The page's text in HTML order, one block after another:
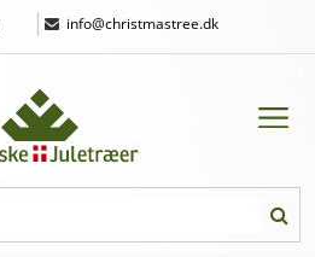
| info@christmastree.dk